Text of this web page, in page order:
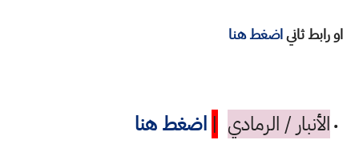
او رابط ثانياضغط هنا
• الأنبار / الرمادي | اضغط هنا